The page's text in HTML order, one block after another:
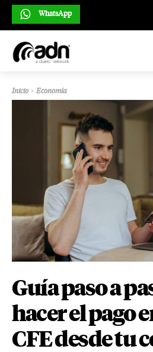
WhatsApp
Inicio Economía
Guía paso a
hacer el pago
CFE desde tu